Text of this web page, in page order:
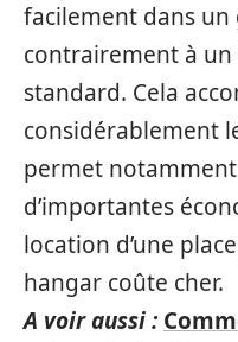
facilement dans
contrairement à
standard. Cela
considérablement
permet
d’importantes
location d’une
hangar coûte cher.
A voir aussi :